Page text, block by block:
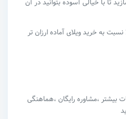
تا با خیالی آسوده بتوانید در آن
به خرید ویلای آماده ارزان تر
بیشتر ،مشاوره رایگان ،هماهنگی